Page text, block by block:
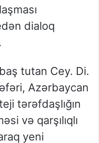
dialoq
tutan Cey. Di.
Azərbaycan
tərəfdaşlığın
və qarşılıqlı
yeni